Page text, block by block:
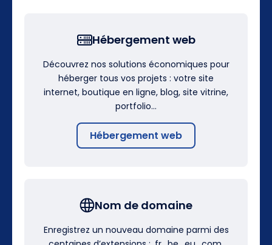
Hébergement web
Découvrez nos solutions économiques pour
héberger tous vos projets : votre site
internet, boutique en ligne, blog, site vitrine,
portfolio…
Hébergement web
Nom de domaine
Enregistrez un nouveau domaine parmi des